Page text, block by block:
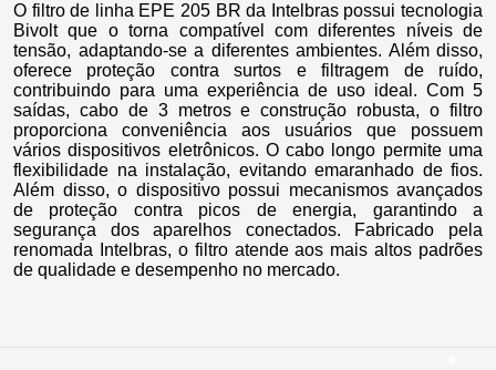
O filtro de linha EPE 205 BR da Intelbras possui tecnologia
Bivolt que o torna compatível com diferentes níveis de
tensão, adaptando-se a diferentes ambientes. Além disso,
oferece proteção contra surtos e filtragem de ruído,
contribuindo para uma experiência de uso ideal. Com 5
saídas, cabo de 3 metros e construção robusta, o filtro
proporciona conveniência aos usuários que possuem
vários dispositivos eletrônicos. O cabo longo permite uma
flexibilidade na instalação, evitando emaranhado de fios.
Além disso, o dispositivo possui mecanismos avançados
de proteção contra picos de energia, garantindo a
segurança dos aparelhos conectados. Fabricado pela
renomada Intelbras, o filtro atende aos mais altos padrões
de qualidade e desempenho no mercado.